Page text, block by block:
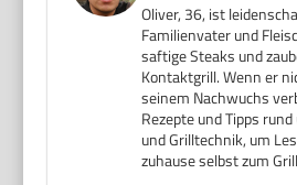
Oliver, 36, ist
Familienvater und
saftige Steaks und
Kontaktgrill. Wenn er
seinem Nachwuchs
Rezepte und Tipps
und Grilltechnik, um
zuhause selbst zum